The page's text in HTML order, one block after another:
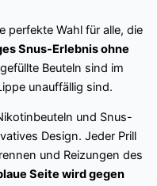
perfekte Wahl für alle, die
Snus-Erlebnis ohne
Beuteln sind im
unauffällig sind.
und Snus-
Design. Jeder Prill
und Reizungen des
Seite wird gegen